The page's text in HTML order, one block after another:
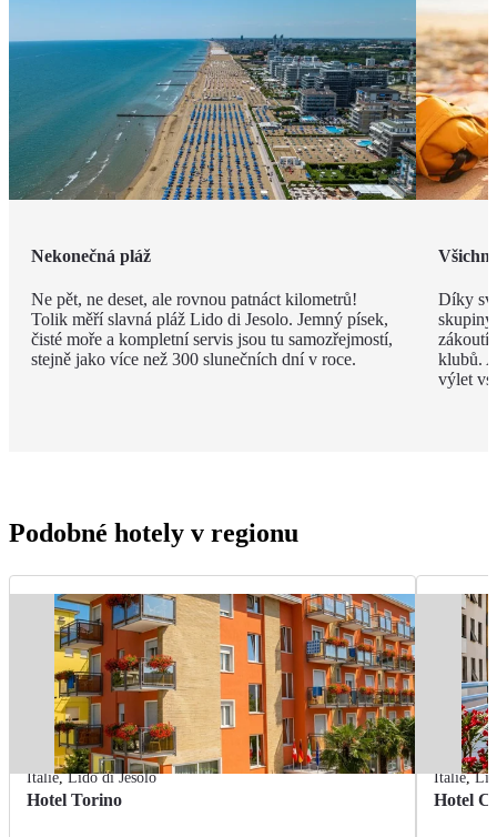
Nekonečná pláž
Ne pět, ne deset, ale rovnou patnáct kilometrů!
Tolik měří slavná pláž Lido di Jesolo. Jemný písek,
čisté moře a kompletní servis jsou tu samozřejmostí,
stejně jako více než 300 slunečních dní v roce.
Díky
zákoutí,
klubů.
výlet
Podobné hotely v regionu
Itálie,Lido di Jesolo
Hotel Torino
Itálie,
Hotel